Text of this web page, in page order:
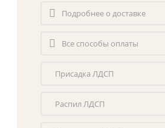
Подробнее о доставке
Все способы оплаты
Присадка ЛДСП
Распил ЛДСП